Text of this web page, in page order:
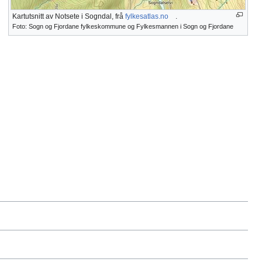
Kartutsnitt av Notsete i Sogndal, frå fylkesatlas.no .
Foto: Sogn og Fjordane fylkeskommune og Fylkesmannen i Sogn og Fjordane